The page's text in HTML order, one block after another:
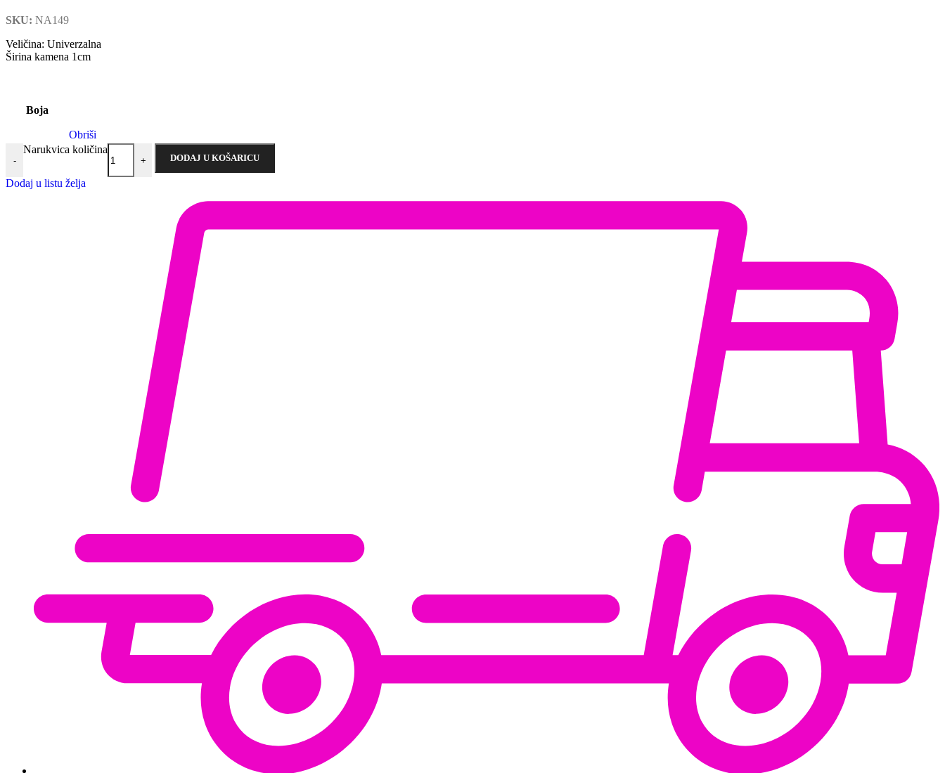
SKU: NA149
Veličina: Univerzalna
Širina kamena 1cm
Boja
Obriši
-
Narukvica količina
+ DODAJ U KOŠARICU
Dodaj u listu želja